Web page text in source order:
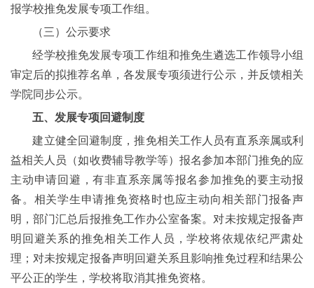
报学校推免发展专项工作组。
（三）公示要求
经学校推免发展专项工作组和推免生遴选工作领导小组
审定后的拟推荐名单，各发展专项须进行公示，并反馈相关
学院同步公示。
五、发展专项回避制度
建立健全回避制度，推免相关工作人员有直系亲属或利
益相关人员（如收费辅导教学等）报名参加本部门推免的应
主动申请回避，有非直系亲属等报名参加推免的要主动报
备。相关学生申请推免资格时也应主动向相关部门报备声
明，部门汇总后报推免工作办公室备案。对未按规定报备声
明回避关系的推免相关工作人员，学校将依规依纪严肃处
理；对未按规定报备声明回避关系且影响推免过程和结果公
平公正的学生，学校将取消其推免资格。